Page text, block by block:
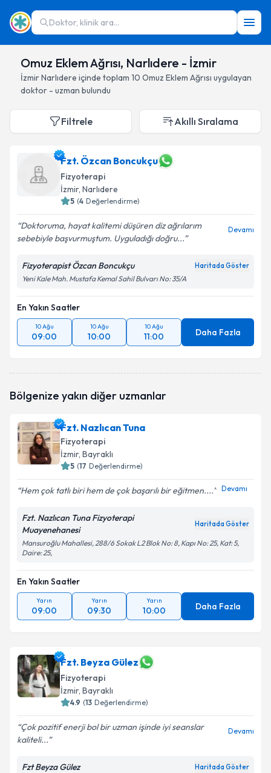
Doktor, klinik ara...
Omuz Eklem Ağrısı, Narlıdere - İzmir
İzmirNarlıdere içinde toplam 10 Omuz Eklem Ağrısı uygulayan
doktor - uzman bulundu
Filtrele Akıllı Sıralama
Fzt. Özcan Boncukçu
Fizyoterapi
İzmir, Narlıdere
5 (4 Değerlendirme)
Doktoruma, hayat kalitemi düşüren diz ağrılarım
sebebiyle başvurmuştum. Uyguladığı doğru...
Devamı
Fizyoterapist Özcan Boncukçu Haritada Göster
Yeni Kale Mah. Mustafa Kemal Sahil Bulvarı No: 35/A
En Yakın Saatler
10 Ağu
09:00
10 Ağu
10:00
10 Ağu
11:00 Daha Fazla
Bölgenize yakın diğer uzmanlar
Fzt. Nazlıcan Tuna
Fizyoterapi
İzmir, Bayraklı
5 (17 Değerlendirme)
Hem çok tatlı biri hem de çok başarılı bir eğitmen.... Devamı
Fzt. Nazlıcan Tuna Fizyoterapi
Muayenehanesi
Haritada Göster
Mansuroğlu Mahallesi, 288/6 Sokak L2 Blok No: 8, Kapı No: 25, Kat: 5,
Daire: 25,
En Yakın Saatler
Yarın
09:00
Yarın
09:30
Yarın
10:00 Daha Fazla
Fzt. Beyza Gülez
Fizyoterapi
İzmir, Bayraklı
4.9 (13 Değerlendirme)
Çok pozitif enerji bol bir uzman işinde iyi seanslar
kaliteli...
Devamı
Fzt Beyza Gülez Haritada Göster